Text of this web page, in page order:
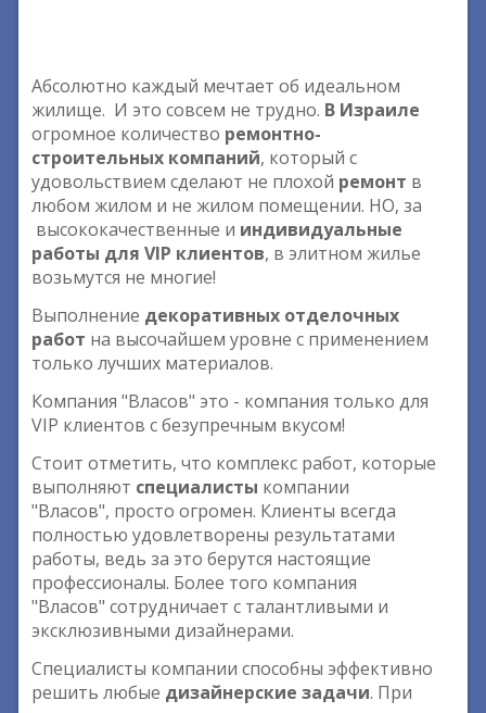
Абсолютно каждый мечтает об идеальном
жилище. И это совсем не трудно. В Израиле
огромное количество ремонтно-
строительных компаний, который с
удовольствием сделают не плохой ремонт в
любом жилом и не жилом помещении. НО, за
высококачественные и индивидуальные
работы для VIP клиентов, в элитном жилье
возьмутся не многие!
Выполнение декоративных отделочных
работ на высочайшем уровне с применением
только лучших материалов.
Компания "Власов" это - компания только для
VIP клиентов с безупречным вкусом!
Стоит отметить, что комплекс работ, которые
выполняют специалисты компании
"Власов", просто огромен. Клиенты всегда
полностью удовлетворены результатами
работы, ведь за это берутся настоящие
профессионалы. Более того компания
"Власов" сотрудничает с талантливыми и
эксклюзивными дизайнерами.
Специалисты компании способны эффективно
решить любые дизайнерские задачи. При